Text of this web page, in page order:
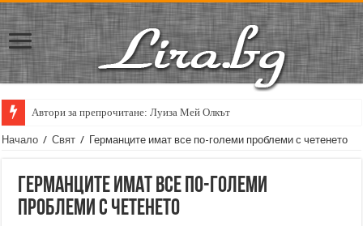
Автори за препрочитане: Луиза Мей Олкът
Кирил Кадийски: „Плачът на големия поет винаги е и сила, и
Начало / Свят / Германците имат все по-големи проблеми с четенето
Германците имат все по-големи
проблеми с четенето